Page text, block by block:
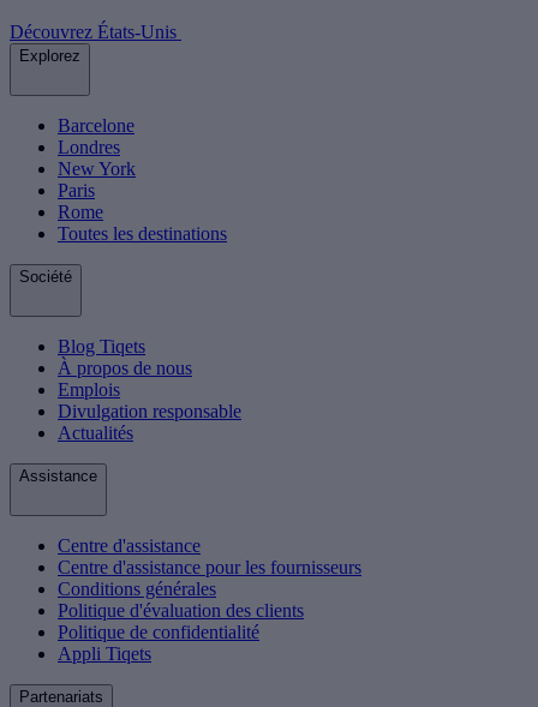
Découvrez États-Unis
Explorez
Barcelone
Londres
New York
Paris
Rome
Toutes les destinations
Société
Blog Tiqets
À propos de nous
Emplois
Divulgation responsable
Actualités
Assistance
Centre d'assistance
Centre d'assistance pour les fournisseurs
Conditions générales
Politique d'évaluation des clients
Politique de confidentialité
Appli Tiqets
Partenariats